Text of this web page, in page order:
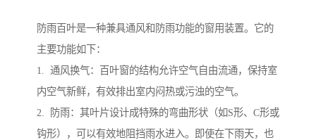
防雨百叶是一种兼具通风和防雨功能的窗用装置。它的
主要功能如下：
1. 通风换气：百叶窗的结构允许空气自由流通，保持室
内空气新鲜，有效排出室内闷热或污浊的空气。
2. 防雨：其叶片设计成特殊的弯曲形状（如S形、C形或
钩形），可以有效地阻挡雨水进入。即使在下雨天，也